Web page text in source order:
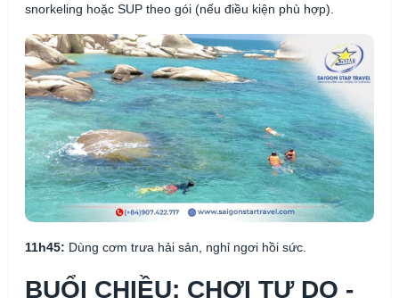
snorkeling hoặc SUP theo gói (nếu điều kiện phù hợp).
11h45: Dùng cơm trưa hải sản, nghỉ ngơi hồi sức.
BUỔI CHIỀU: CHƠI TỰ DO -